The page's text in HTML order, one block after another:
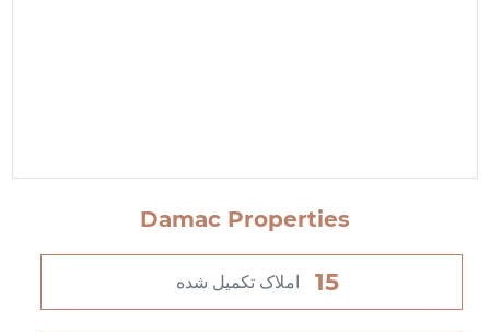
Damac Properties
15 املاک تکمیل شده